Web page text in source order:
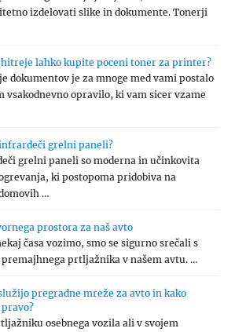
izdelovati slike in dokumente. Tonerji
lahko kupite poceni toner za printer?
dokumentov je za mnoge med vami postalo
vsakodnevno opravilo, ki vam sicer vzame
grelni paneli?
grelni paneli so moderna in učinkovita
ki postopoma pridobiva na
…
prostora za naš avto
časa vozimo, smo se sigurno srečali s
premajhnega prtljažnika v našem avtu. …
pregradne mreže za avto in kako
osebnega vozila ali v svojem